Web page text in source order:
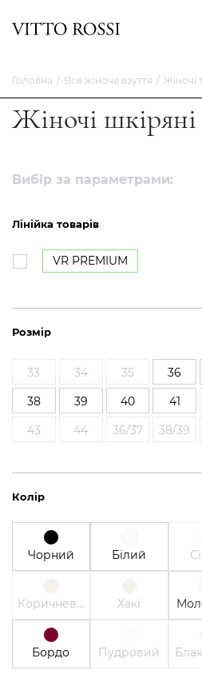
Головна Все жіноче взуття Жіночі
Жіночі шкіряні
Вибір за параметрами:
Лінійка товарів
VR PREMIUM
Розмір
33 34 35 36
38
39 40 41
43
44 36/37 38/39
Колір
Чорний Білий
Коричневий Хакі
Бордо Пудровий